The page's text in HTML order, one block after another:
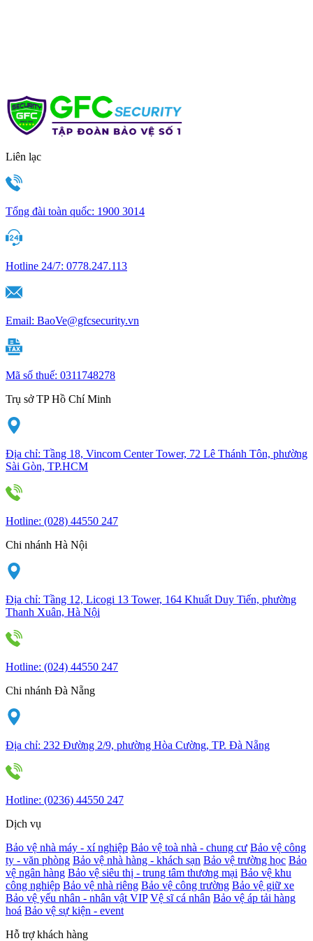
Liên lạc
Tổng đài toàn quốc: 1900 3014
Hotline 24/7: 0778.247.113
Email: BaoVe@gfcsecurity.vn
Mã số thuế: 0311748278
Trụ sở TP Hồ Chí Minh
Địa chỉ: Tầng 18, Vincom Center Tower, 72 Lê Thánh Tôn, phường
Sài Gòn, TP.HCM
Hotline: (028) 44550 247
Chi nhánh Hà Nội
Địa chỉ: Tầng 12, Licogi 13 Tower, 164 Khuất Duy Tiến, phường
Thanh Xuân, Hà Nội
Hotline: (024) 44550 247
Chi nhánh Đà Nẵng
Địa chỉ: 232 Đường 2/9, phường Hòa Cường, TP. Đà Nẵng
Hotline: (0236) 44550 247
Dịch vụ
Bảo vệ nhà máy - xí nghiệp Bảo vệ toà nhà - chung cư Bảo vệ công
ty - văn phòng Bảo vệ nhà hàng - khách sạn Bảo vệ trường học Bảo
vệ ngân hàng Bảo vệ siêu thị - trung tâm thương mại Bảo vệ khu
công nghiệp Bảo vệ nhà riêng Bảo vệ công trường Bảo vệ giữ xe
Bảo vệ yếu nhân - nhân vật VIP Vệ sĩ cá nhân Bảo vệ áp tải hàng
hoá Bảo vệ sự kiện - event
Hỗ trợ khách hàng